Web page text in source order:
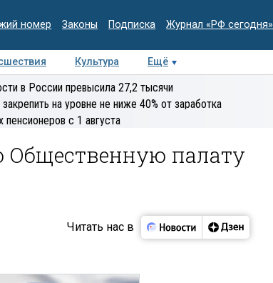
номер Законы Подписка Журнал «РФ сегодня»
Культура Ещё
Интервью Колумнисты
экспертиза
в России превысила 27,2 тысячи
на уровне не ниже 40% от заработка
с 1 августа
Общественную палату
Читать нас в